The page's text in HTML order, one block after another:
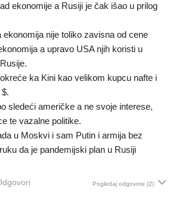
ekonomije a Rusiji je čak išao u prilog
nije toliko zavisna od cene
a upravo USA njih koristi u
ka Kini kao velikom kupcu nafte i
sledeći američke a ne svoje interese,
te vazalne politike.
u Moskvi i sam Putin i armija bez
da je pandemijski plan u Rusiji
Pogledaj odgovore (2)